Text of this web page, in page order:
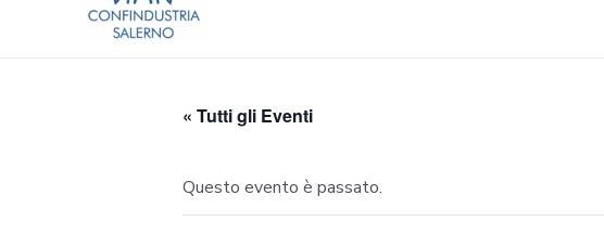
« Tutti gli Eventi
Questo evento è passato.